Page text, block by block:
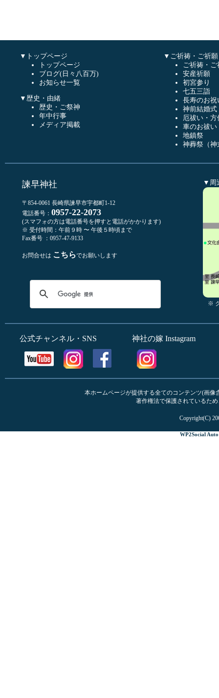
▼トップページ
トップページ
ブログ(日々八百万)
お知らせ一覧
▼歴史・由緒
歴史・ご祭神
年中行事
メディア掲載
▼ご祈祷・ご祈願
ご祈祷・ご
安産祈願
初宮参り
七五三詣
長寿のお祝
神前結婚式
厄祓い・方
車のお祓い
地鎮祭
神葬祭（神
諫早神社
〒854-0061 長崎県諫早市宇都町1-12
電話番号： 0957-22-2073
(スマフォの方は電話番号を押すと電話がかかります)
※ 受付時間：午前９時 〜 午後５時頃まで
Fax番号 ：0957-47-9133
お問合せは こちらでお願いします
▼周
※
公式チャンネル・SNS 神社の嫁 Instagram
本ホームページが提供する全てのコンテンツ(画
著作権法で保護されているた
Copyright(C)
WP2Social